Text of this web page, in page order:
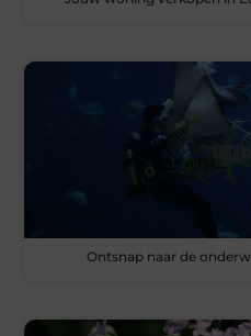
Ontsnap naar de